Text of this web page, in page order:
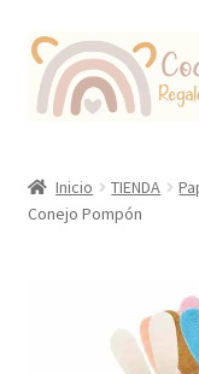
Ir
la
Ir
contenido
Coccolate
Inicio TIENDA
Conejo Pompón